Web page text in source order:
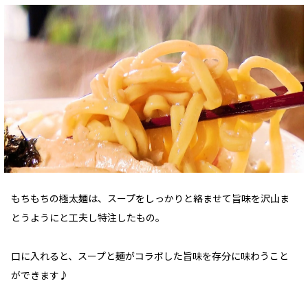
もちもちの極太麺は、スープをしっかりと絡ませて旨味を沢山ま
とうようにと工夫し特注したもの。
口に入れると、スープと麺がコラボした旨味を存分に味わうこと
ができます♪